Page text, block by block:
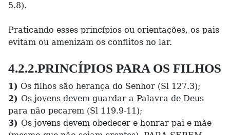
5.8).
Praticando esses princípios ou orientações, os pais
evitam ou amenizam os conflitos no lar.
4.2.2.PRINCÍPIOS PARA OS FILHOS
1) Os filhos são herança do Senhor (Sl 127.3);
2) Os jovens devem guardar a Palavra de Deus
para não pecarem (Sl 119.9-11);
3) Os jovens devem obedecer e honrar pai e mãe